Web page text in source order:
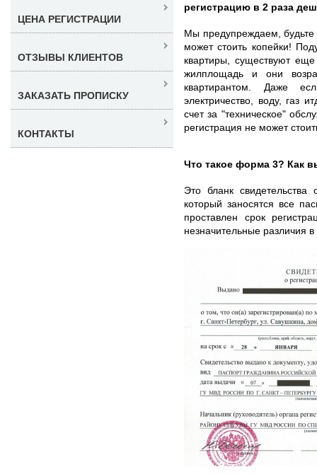
регистрацию в 2 раза
Мы предупреждаем, будьте
может стоить копейки!
квартиры, существуют
жилплощадь и они
квартирантом. Даже
электричество, воду, газ
счет за "техническое"
регистрация не может
Что такое форма 3? Как
Это бланк
который заносятся все
проставлен срок
незначительные различия
ЦЕНА РЕГИСТРАЦИИ
ОТЗЫВЫ КЛИЕНТОВ
ЗАКАЗАТЬ ПРОПИСКУ
КОНТАКТЫ